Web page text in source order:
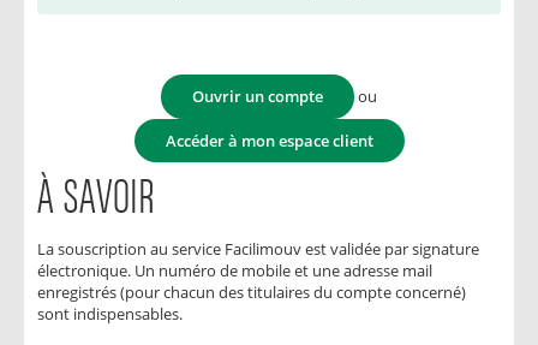
Ouvrir un compte ou
Accéder à mon espace client
À SAVOIR
La souscription au service Facilimouv est validée par signature
électronique. Un numéro de mobile et une adresse mail
enregistrés (pour chacun des titulaires du compte concerné)
sont indispensables.